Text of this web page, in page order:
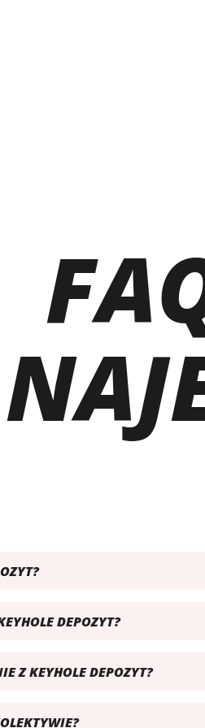
DEPOZYT?
Z KEYHOLE DEPOZYT?